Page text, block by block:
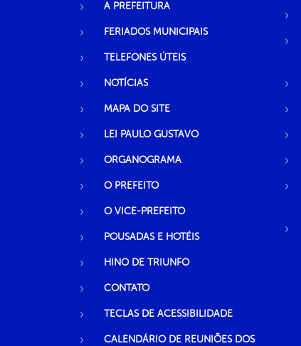
A PREFEITURA
FERIADOS MUNICIPAIS
TELEFONES ÚTEIS
NOTÍCIAS
MAPA DO SITE
LEI PAULO GUSTAVO
ORGANOGRAMA
O PREFEITO
O VICE-PREFEITO
POUSADAS E HOTÉIS
HINO DE TRIUNFO
CONTATO
TECLAS DE ACESSIBILIDADE
CALENDÁRIO DE REUNIÕES DOS